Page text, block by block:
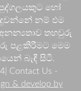
හෝ
නම් එම
තහවුරු
පළකිරීමට මෙම
බැඳී සිටී.
Contact Us -
& develop by